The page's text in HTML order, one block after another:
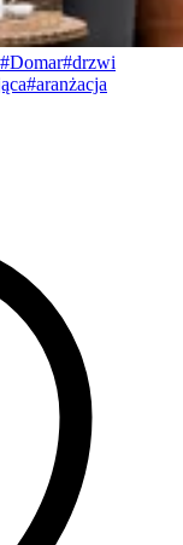
#Domar#drzwi
#aranżacja